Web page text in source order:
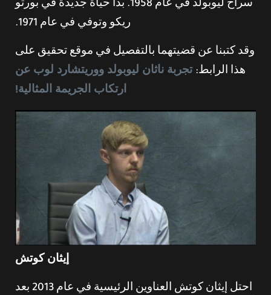
سراح ليوبولد في عام 1958. بدأ حياة جديدة في بورتو
ريكو وتوفي في عام 1971.
وقد كتبنا عن قضيتهما بالتفصيل في موقع تحقيق على
هذا الرابط: تجربة ناثان ليوبولد ووريتشارد لوب عن
ارتكاب الجريمة المثالية!
إيثان كوتش
احتل إيثان كوتش العناوين الرئيسية في عام 2013 بعد